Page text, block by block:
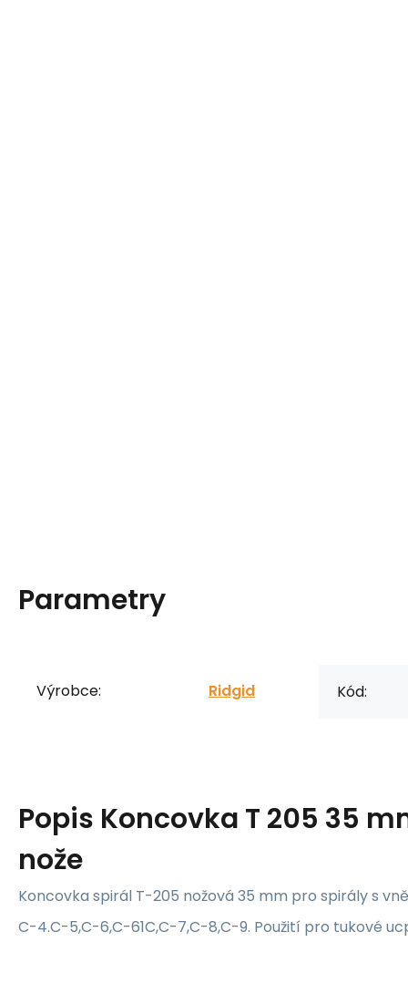
Parametry
Výrobce: Ridgid Kód:
Popis Koncovka T 205 35
nože
Koncovka spirál T-205 nožová 35 mm pro spirály s
C-4.C-5,C-6,C-61C,C-7,C-8,C-9. Použití pro tukové